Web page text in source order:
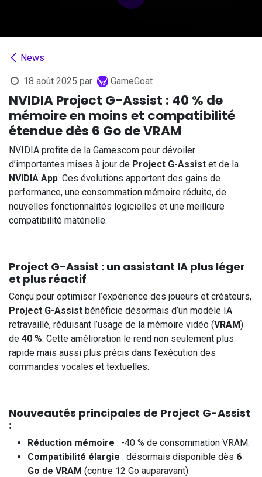
News
18 août 2025 par GameGoat
NVIDIA Project G-Assist : 40 % de
mémoire en moins et compatibilité
étendue dès 6 Go de VRAM
NVIDIA profite de la Gamescom pour dévoiler
d’importantes mises à jour de Project G-Assist et de la
NVIDIA App. Ces évolutions apportent des gains de
performance, une consommation mémoire réduite, de
nouvelles fonctionnalités logicielles et une meilleure
compatibilité matérielle.
Project G-Assist : un assistant IA plus léger
et plus réactif
Conçu pour optimiser l’expérience des joueurs et créateurs,
Project G-Assist bénéficie désormais d’un modèle IA
retravaillé, réduisant l’usage de la mémoire vidéo (VRAM)
de 40 %. Cette amélioration le rend non seulement plus
rapide mais aussi plus précis dans l’exécution des
commandes vocales et textuelles.
Nouveautés principales de Project G-Assist
:
Réduction mémoire : -40 % de consommation VRAM.
Compatibilité élargie : désormais disponible dès 6
Go de VRAM (contre 12 Go auparavant).